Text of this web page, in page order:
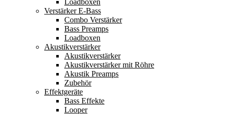
Loadboxen
Verstärker E-Bass
Combo Verstärker
Bass Preamps
Loadboxen
Akustikverstärker
Akustikverstärker
Akustikverstärker mit Röhre
Akustik Preamps
Zubehör
Effektgeräte
Bass Effekte
Looper